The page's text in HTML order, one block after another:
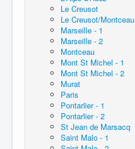
Le Creusot
Le Creusot/Montceau
Marseille - 1
Marseille - 2
Montceau
Mont St Michel - 1
Mont St Michel - 2
Murat
Paris
Pontarlier - 1
Pontarlier - 2
St Jean de Marsacq
Saint Malo - 1